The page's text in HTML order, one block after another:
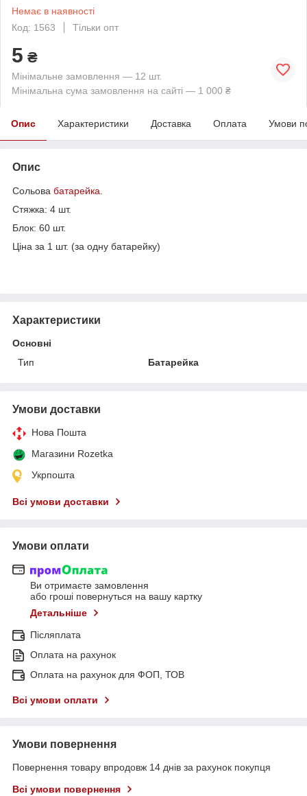
Немає в наявності
Код: 1563
Тільки опт
5 ₴
Мінімальне замовлення — 12 шт.
Мінімальна сума замовлення на сайті — 1 000 ₴
Опис Характеристики Доставка Оплата Умови
Опис
Сольова батарейка
Стяжка: 4 шт.
Блок: 60 шт.
Ціна за 1 шт. (за одну батарейку)
Характеристики
Основні
Тип
Батарейка
Умови доставки
Нова Пошта
Магазини Rozetka
Укрпошта
Всі умови доставки
Умови оплати
Ви отримаєте замовлення
або гроші повернуться на вашу картку
Детальніше
Післяплата
Оплата на рахунок
Оплата на рахунок для ФОП, ТОВ
Всі умови оплати
Умови повернення
Повернення товару впродовж 14 днів за рахунок покупця
Всі умови повернення